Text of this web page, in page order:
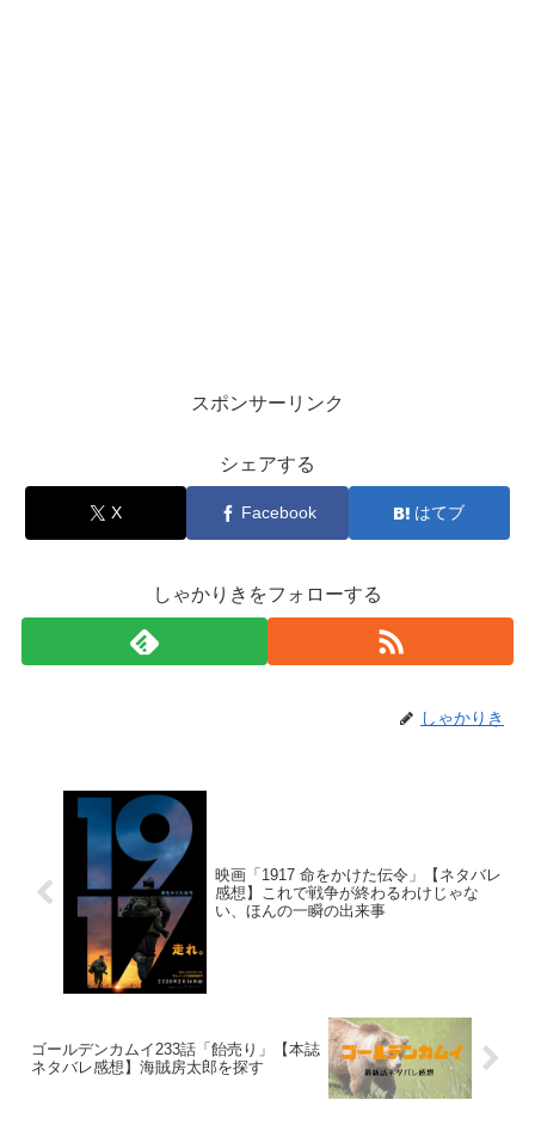
スポンサーリンク
シェアする
X Facebook はてブ
しゃかりきをフォローする
しゃかりき
映画「1917 命をかけた伝令」【ネタバレ
感想】これで戦争が終わるわけじゃな
い、ほんの一瞬の出来事
ゴールデンカムイ233話「飴売り」【本誌
ネタバレ感想】海賊房太郎を探す